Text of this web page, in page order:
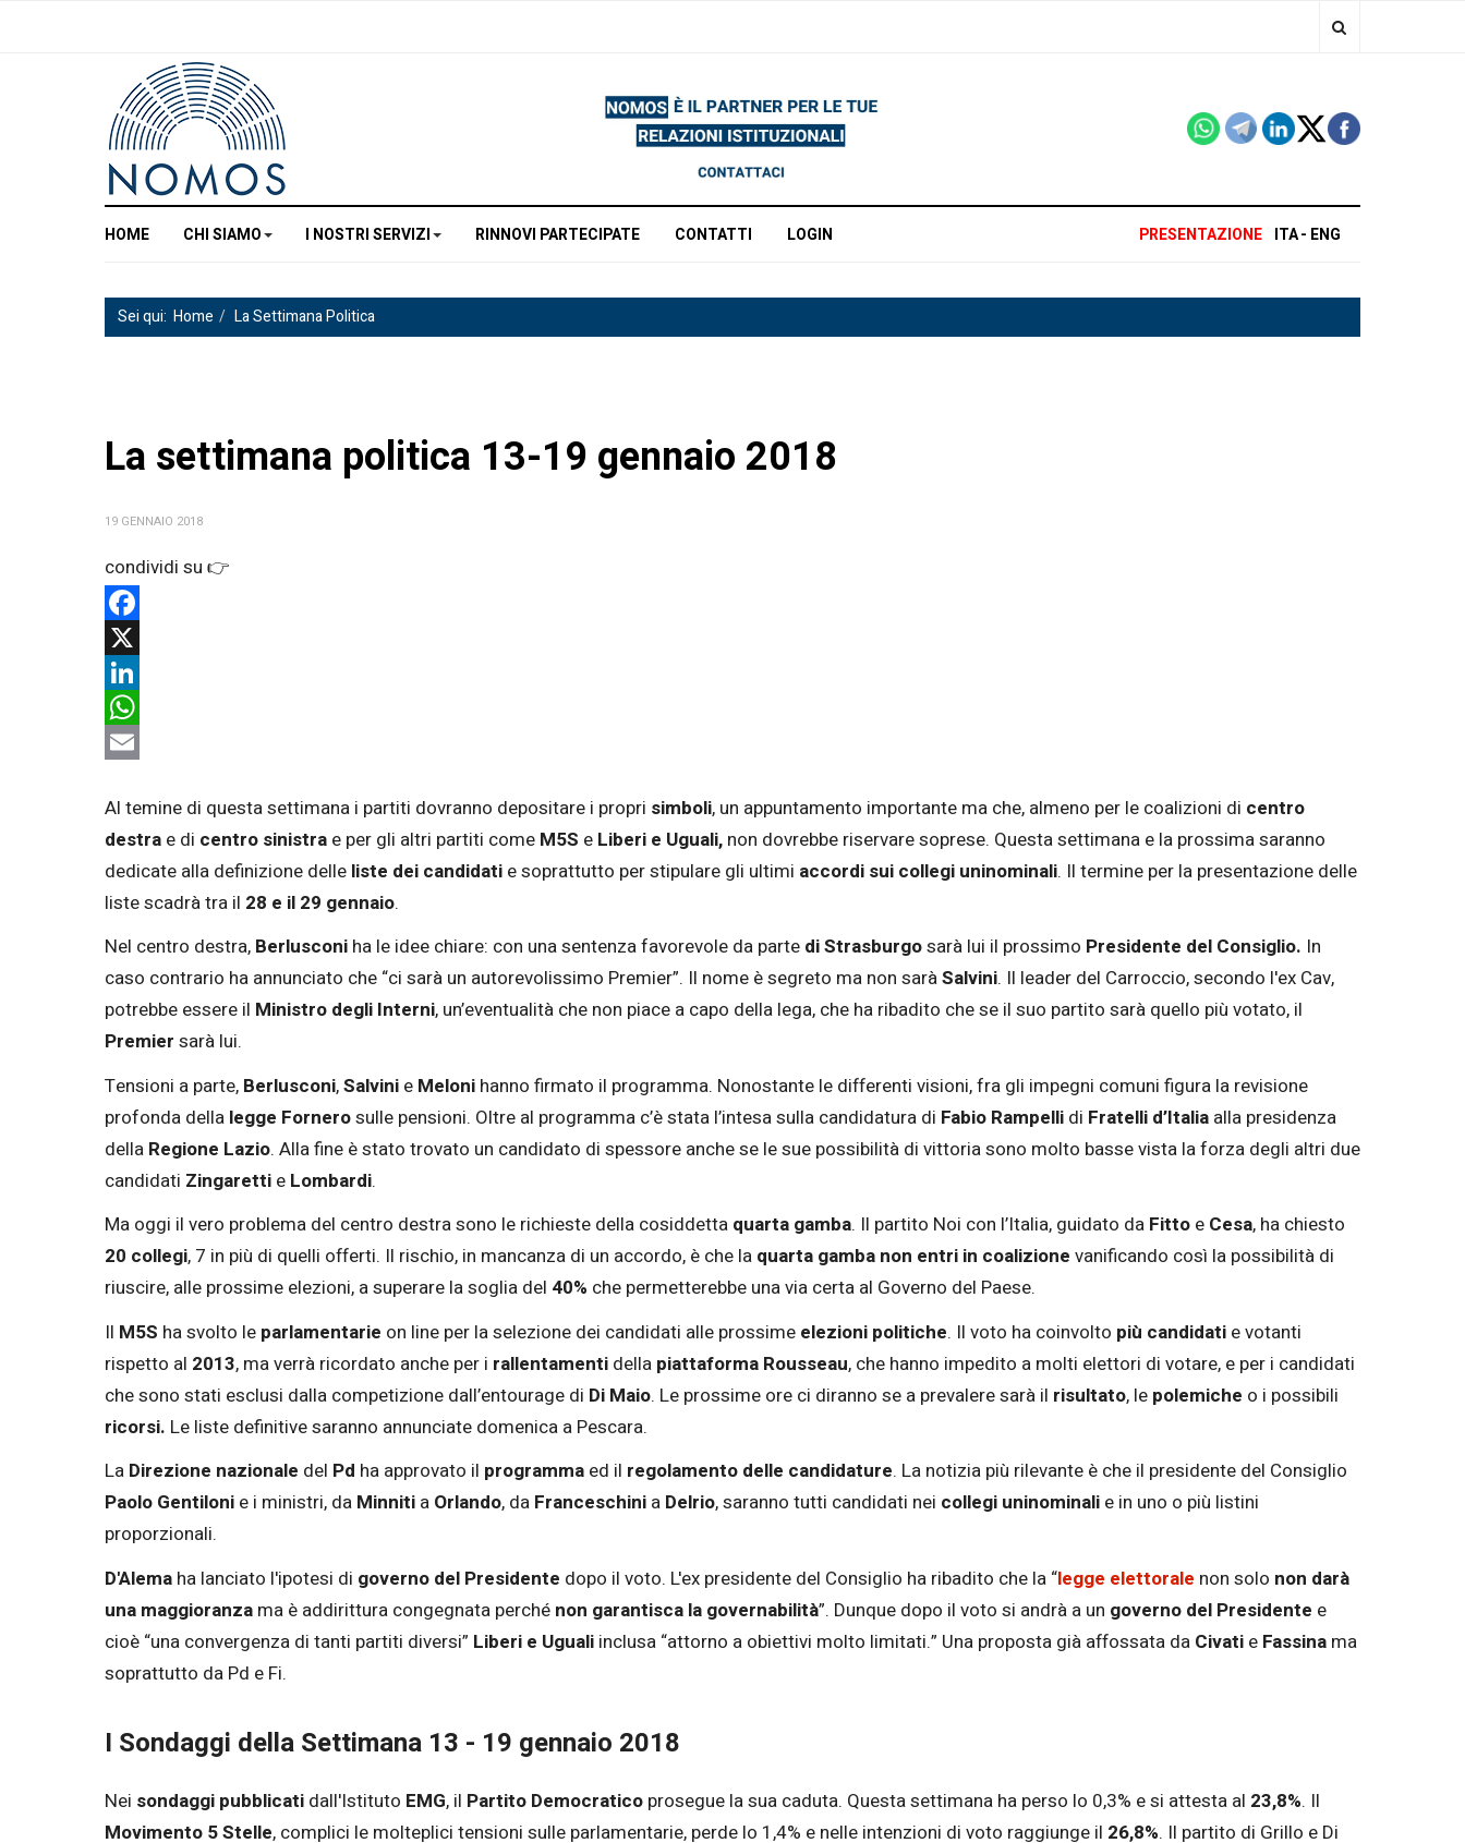
HOME CHI SIAMO I NOSTRI SERVIZI RINNOVI PARTECIPATE CONTATTI LOGIN PRESENTAZIONE ITA ENG
Sei qui: Home La Settimana Politica
La settimana politica 13-19 gennaio 2018
19 GENNAIO 2018
Facebook
X
LinkedIn
WhatsApp
Al temine di questa settimana i partiti dovranno depositare i propri simboli, un appuntamento importante ma che, almeno per le coalizioni di centro
destra e di centro sinistra e per gli altri partiti come M5S e Liberi e Uguali, non dovrebbe riservare soprese. Questa settimana e la prossima saranno
dedicate alla definizione delle liste dei candidati e soprattutto per stipulare gli ultimi accordi sui collegi uninominali. Il termine per la presentazione delle
liste scadrà tra il 28 e il 29 gennaio.
Nel centro destra, Berlusconi ha le idee chiare: con una sentenza favorevole da parte di Strasburgosarà lui il prossimo Presidente del Consiglio. In
caso contrario ha annunciato che “ci sarà un autorevolissimo Premier”. Il nome è segreto ma non saràSalvini. Il leader del Carroccio, secondo l'ex Cav,
potrebbe essere il Ministro degli Interni, un’eventualità che non piace a capo della lega, che ha ribadito che se il suo partito sarà quello più votato, il
Premier sarà lui.
Tensioni a parte, Berlusconi,Salvini e Meloni hanno firmato il programma. Nonostante le differenti visioni, fra gli impegni comuni figura la revisione
profonda della legge Fornerosulle pensioni. Oltre al programma c’è stata l’intesa sulla candidatura di Fabio Rampelli di Fratelli d’Italia alla presidenza
della Regione Lazio. Alla fine è stato trovato un candidato di spessore anche se le sue possibilità di vittoria sono molto basse vista la forza degli altri due
candidati Zingaretti e Lombardi.
Ma oggi il vero problema del centro destra sono le richieste della cosiddetta quarta gamba. Il partito Noi con l’Italia, guidato da Fitto e Cesa, ha chiesto
20 collegi, 7 in più di quelli offerti. Il rischio, in mancanza di un accordo, è che la quarta gamba non entri in coalizione vanificando così la possibilità di
riuscire, alle prossime elezioni, a superare la soglia del 40% che permetterebbe una via certa al Governo del Paese.
Il M5S ha svolto le parlamentarie on line per la selezione dei candidati alle prossime elezioni politiche. Il voto ha coinvolto più candidati e votanti
rispetto al 2013, ma verrà ricordato anche per i rallentamenti della piattaforma Rousseau, che hanno impedito a molti elettori di votare, e per i candidati
che sono stati esclusi dalla competizione dall’entourage di Di Maio. Le prossime ore ci diranno se a prevalere sarà il risultato, le polemiche o i possibili
ricorsi. Le liste definitive saranno annunciate domenica a Pescara.
La Direzione nazionale del Pd ha approvato il programma ed il regolamento delle candidature. La notizia più rilevante è che il presidente del Consiglio
Paolo Gentiloni e i ministri, da Minniti a Orlando, da Franceschini a Delrio, saranno tutti candidati nei collegi uninominali e in uno o più listini
proporzionali.
D'Alema ha lanciato l'ipotesi di governo del Presidente dopo il voto. L'ex presidente del Consiglio ha ribadito che la “legge elettorale non solo non darà
una maggioranza ma è addirittura congegnata perché non garantisca la governabilità”. Dunque dopo il voto si andrà a un governo del Presidente e
cioè “una convergenza di tanti partiti diversi” Liberi e Uguali inclusa “attorno a obiettivi molto limitati.” Una proposta già affossata da Civati e Fassina ma
soprattutto da Pd e Fi.
I Sondaggi della Settimana 13 - 19 gennaio 2018
Nei sondaggi pubblicati dall'Istituto EMG, il Partito Democratico prosegue la sua caduta. Questa settimana ha perso lo 0,3% e si attesta al 23,8%. Il
Movimento 5 Stelle, complici le molteplici tensioni sulle parlamentarie, perde lo 1,4% e nelle intenzioni di voto raggiunge il 26,8%. Il partito di Grillo e Di